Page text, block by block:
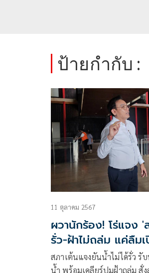
ป้ายกำกับ :
11 ตุลาคม 2567
ผวานักร้อง! โร่แจง '
รั่ว-ฝ้าไม่ถล่ม แค่ลืม
สภาเต้นแจงยันน้ำไม่ได้รั่ว​ รั
น้ำ พร้อมเคลียร์ปมฝ้าถล่ม สั่ง